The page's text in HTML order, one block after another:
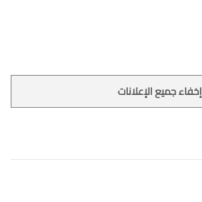
إخفاء جميع الإعلانات